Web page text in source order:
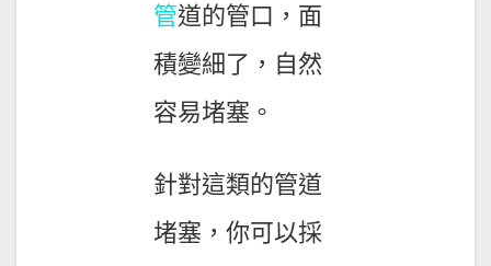
管道的管口，面
積變細了，自然
容易堵塞。
針對這類的管道
堵塞，你可以採